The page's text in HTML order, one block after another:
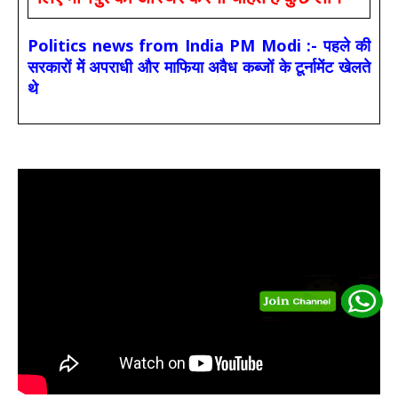
Politics news from India PM Modi :- पहले की
सरकारों में अपराधी और माफिया अवैध कब्जों के टूर्नामेंट खेलते
थे